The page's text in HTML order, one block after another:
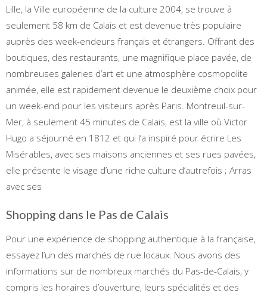
Lille, la Ville européenne de la culture 2004, se trouve à
seulement 58 km de Calais et est devenue très populaire
auprès des week-endeurs français et étrangers. Offrant des
boutiques, des restaurants, une magnifique place pavée, de
nombreuses galeries d’art et une atmosphère cosmopolite
animée, elle est rapidement devenue le deuxième choix pour
un week-end pour les visiteurs après Paris. Montreuil-sur-
Mer, à seulement 45 minutes de Calais, est la ville où Victor
Hugo a séjourné en 1812 et qui l’a inspiré pour écrire Les
Misérables, avec ses maisons anciennes et ses rues pavées,
elle présente le visage d’une riche culture d’autrefois ; Arras
avec ses
Shopping dans le Pas de Calais
Pour une expérience de shopping authentique à la française,
essayez l’un des marchés de rue locaux. Nous avons des
informations sur de nombreux marchés du Pas-de-Calais, y
compris les horaires d’ouverture, leurs spécialités et des